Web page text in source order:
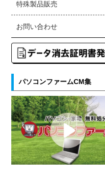
特殊製品販売
お問い合わせ
パソコンファームCM集